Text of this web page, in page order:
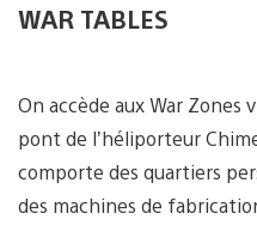
WAR TABLES
On accède aux War Zones
pont de l’héliporteur
comporte des quartiers
des machines de